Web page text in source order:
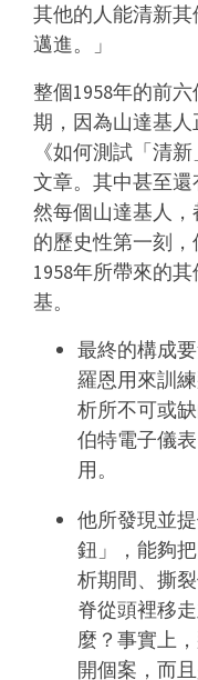
其他的人能清新
邁進。」
整個1958年的前
期，因為山達基人
《如何測試「清
文章。其中甚至
然每個山達基人
的歷史性第一刻
1958年所帶來的
基。
最終的構成
羅恩用來訓
析所不可或
伯特電子儀
用。
他所發現並
鈕」，能夠
析期間、撕
脊從頭裡移
麼？事實上
開個案，而